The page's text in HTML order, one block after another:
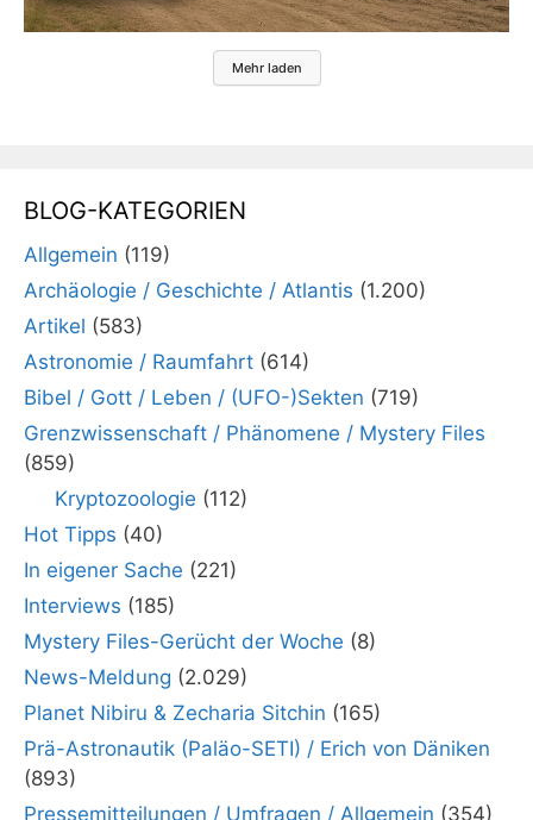
Mehr laden
BLOG-KATEGORIEN
Allgemein (119)
Archäologie / Geschichte / Atlantis (1.200)
Artikel (583)
Astronomie / Raumfahrt (614)
Bibel / Gott / Leben / (UFO-)Sekten (719)
Grenzwissenschaft / Phänomene / Mystery Files
(859)
Kryptozoologie (112)
Hot Tipps (40)
In eigener Sache (221)
Interviews (185)
Mystery Files-Gerücht der Woche (8)
News-Meldung (2.029)
Planet Nibiru & Zecharia Sitchin (165)
Prä-Astronautik (Paläo-SETI) / Erich von Däniken
(893)
Pressemitteilungen / Umfragen / Allgemein (354)